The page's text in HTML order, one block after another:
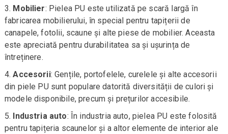
Mobilier: Pielea PU este utilizată pe scară largă în
fabricarea mobilierului, în special pentru tapițerii de
canapele, fotolii, scaune și alte piese de mobilier. Aceasta
este apreciată pentru durabilitatea sa și ușurința de
întreținere.
Accesorii: Gențile, portofelele, curelele și alte accesorii
din piele PU sunt populare datorită diversității de culori și
modele disponibile, precum și prețurilor accesibile.
Industria auto: În industria auto, pielea PU este folosită
pentru tapițeria scaunelor și a altor elemente de interior ale